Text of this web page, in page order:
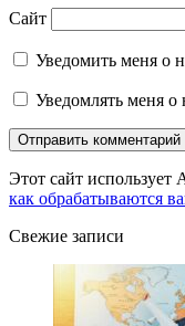
Сайт
Уведомить меня о
Уведомлять меня о
Этот сайт использует
как обрабатываются
Свежие записи